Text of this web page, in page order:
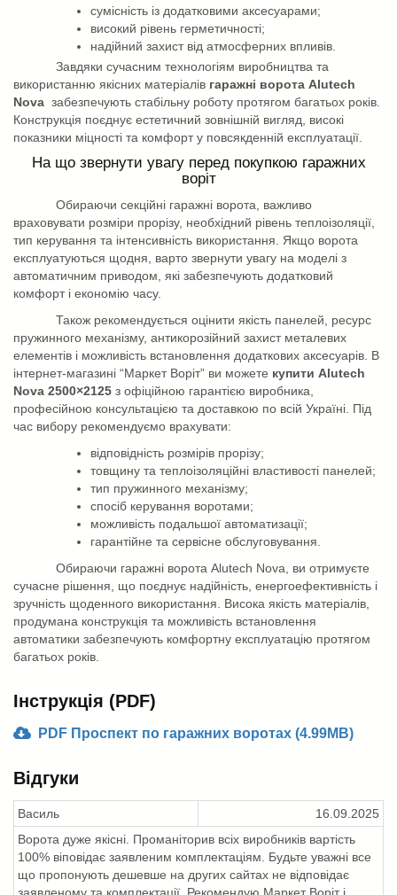
сумісність із додатковими аксесуарами;
високий рівень герметичності;
надійний захист від атмосферних впливів.
Завдяки сучасним технологіям виробництва та
використанню якісних матеріалів гаражні ворота Alutech
Nova забезпечують стабільну роботу протягом багатьох років.
Конструкція поєднує естетичний зовнішній вигляд, високі
показники міцності та комфорт у повсякденній експлуатації.
На що звернути увагу перед покупкою гаражних
воріт
Обираючи секційні гаражні ворота, важливо
враховувати розміри прорізу, необхідний рівень теплоізоляції,
тип керування та інтенсивність використання. Якщо ворота
експлуатуються щодня, варто звернути увагу на моделі з
автоматичним приводом, які забезпечують додатковий
комфорт і економію часу.
Також рекомендується оцінити якість панелей, ресурс
пружинного механізму, антикорозійний захист металевих
елементів і можливість встановлення додаткових аксесуарів. В
інтернет-магазині “Маркет Воріт” ви можете купити Alutech
Nova 2500×2125 з офіційною гарантією виробника,
професійною консультацією та доставкою по всій Україні. Під
час вибору рекомендуємо врахувати:
відповідність розмірів прорізу;
товщину та теплоізоляційні властивості панелей;
тип пружинного механізму;
спосіб керування воротами;
можливість подальшої автоматизації;
гарантійне та сервісне обслуговування.
Обираючи гаражні ворота Alutech Nova, ви отримуєте
сучасне рішення, що поєднує надійність, енергоефективність і
зручність щоденного використання. Висока якість матеріалів,
продумана конструкція та можливість встановлення
автоматики забезпечують комфортну експлуатацію протягом
багатьох років.
Інструкція (PDF)
PDF Проспект по гаражних воротах (4.99MB)
Відгуки
Василь
16.09.2025
Ворота дуже якісні. Проманіторив всіх виробників вартість
100% віповідає заявленим комплектаціям. Будьте уважні все
що пропонують дешевше на других сайтах не відповідає